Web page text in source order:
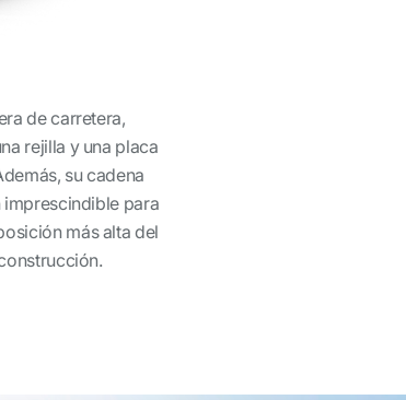
de carretera,
rejilla y una placa
su cadena
para
más alta del